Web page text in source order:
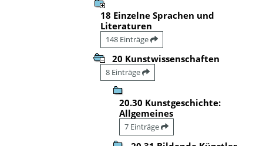
18 Einzelne Sprachen und
Literaturen
148 Einträge
20 Kunstwissenschaften
8 Einträge
20.30 Kunstgeschichte:
Allgemeines
7 Einträge